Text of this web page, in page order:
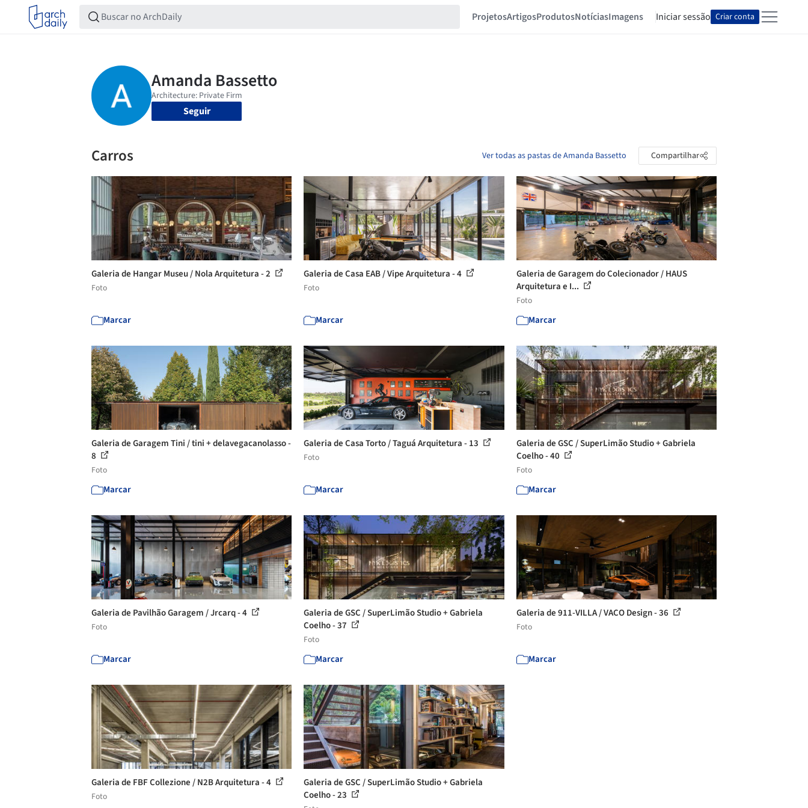
ProjetosArtigosProdutosNotíciasImagens Iniciar sessão Criar conta
Seguir
Carros Ver todas as pastas de Amanda Bassetto Compartilhar
Galeria de Hangar Museu / Nola Arquitetura - 2
Foto
Marcar
Galeria de Casa EAB / Vipe Arquitetura - 4
Foto
Marcar
Galeria de Garagem do Colecionador / HAUS
Arquitetura e I...
Foto
Marcar
Galeria de Garagem Tini / tini + delavegacanolasso -
8
Foto
Marcar
Galeria de Casa Torto / Taguá Arquitetura - 13
Foto
Marcar
Galeria de GSC / SuperLimão Studio + Gabriela
Coelho - 40
Foto
Marcar
Galeria de Pavilhão Garagem / Jrcarq - 4
Foto
Marcar
Galeria de GSC / SuperLimão Studio + Gabriela
Coelho - 37
Foto
Marcar
Galeria de 911-VILLA / VACO Design - 36
Foto
Marcar
Galeria de FBF Collezione / N2B Arquitetura - 4
Foto
Galeria de GSC / SuperLimão Studio + Gabriela
Coelho - 23